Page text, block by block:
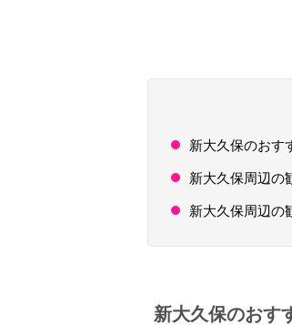
新大久保のおす
新大久保周辺の
新大久保周辺の
新大久保のおす